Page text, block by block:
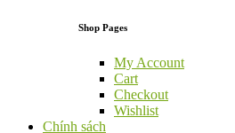
Shop Pages
My Account
Cart
Checkout
Wishlist
Chính sách